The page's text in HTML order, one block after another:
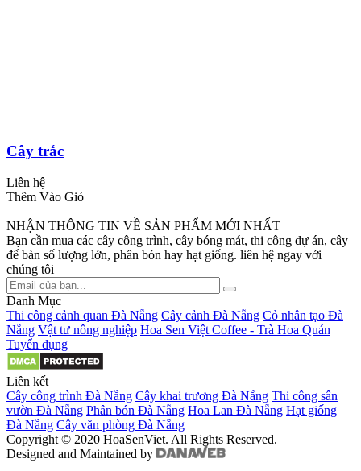
Cây trắc
Liên hệ
Thêm Vào Giỏ
NHẬN THÔNG TIN VỀ SẢN PHẨM MỚI NHẤT
Bạn cần mua các cây công trình, cây bóng mát, thi công dự án, cây
để bàn số lượng lớn, phân bón hay hạt giống. liên hệ ngay với
chúng tôi
Danh Mục
Thi công cảnh quan Đà Nẵng Cây cảnh Đà Nẵng Cỏ nhân tạo Đà
Nẵng Vật tư nông nghiệp Hoa Sen Việt Coffee - Trà Hoa Quán
Tuyển dụng
Liên kết
Cây công trình Đà Nẵng Cây khai trương Đà Nẵng Thi công sân
vườn Đà Nẵng Phân bón Đà Nẵng Hoa Lan Đà Nẵng Hạt giống
Đà Nẵng Cây văn phòng Đà Nẵng
Copyright © 2020 HoaSenViet. All Rights Reserved.
Designed and Maintained by